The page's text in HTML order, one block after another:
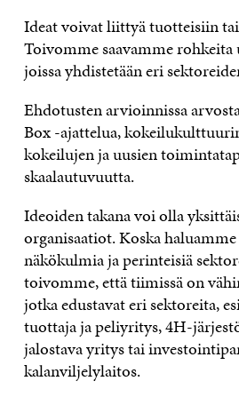
Ideat voivat liittyä tuotteisiin
Toivomme saavamme rohkeita
joissa yhdistetään eri
Ehdotusten arvioinnissa
Box -ajattelua,
kokeilujen ja uusien
skaalautuvuutta.
Ideoiden takana voi olla
organisaatiot. Koska haluamme
näkökulmia ja perinteisiä
toivomme, että tiimissä on
jotka edustavat eri sektoreita,
tuottaja ja peliyritys, 4H-
jalostava yritys tai
kalanviljelylaitos.